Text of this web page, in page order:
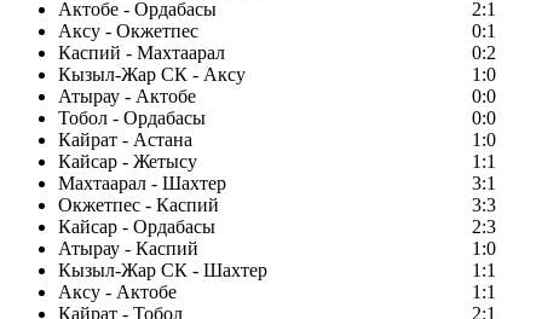
Актобе - Ордабасы
2:1
Аксу - Окжетпес
0:1
Каспий - Махтаарал
0:2
Кызыл-Жар СК - Аксу
1:0
Атырау - Актобе
0:0
Тобол - Ордабасы
0:0
Кайрат - Астана
1:0
Кайсар - Жетысу
1:1
Махтаарал - Шахтер
3:1
Окжетпес - Каспий
3:3
Кайсар - Ордабасы
2:3
Атырау - Каспий
1:0
Кызыл-Жар СК - Шахтер
1:1
Аксу - Актобе
1:1
Кайрат - Тобол
2:1